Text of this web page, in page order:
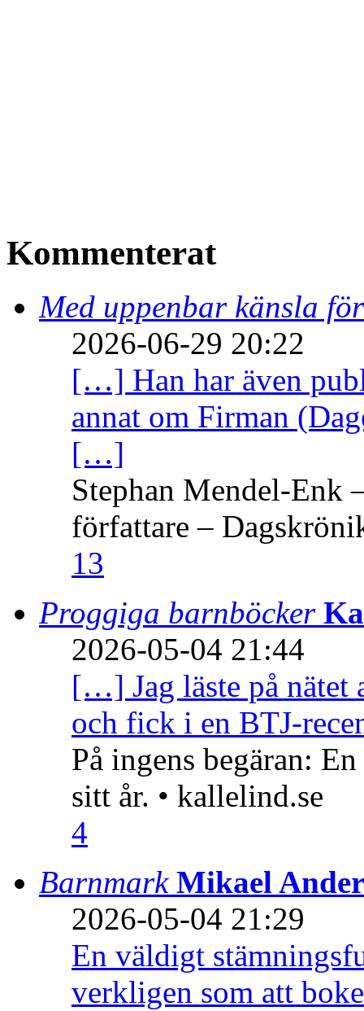
Kommenterat
Med uppenbar känsla
2026-06-29 20:22
[…] Han har även
annat om Firman
[…]
Stephan Mendel-Enk
författare –
13
Proggiga barnböcker
2026-05-04 21:44
[…] Jag läste på nätet
och fick i en BTJ-
På ingens begäran:
sitt år. • kallelind.se
4
Barnmark Mikael
2026-05-04 21:29
En väldigt
verkligen som att